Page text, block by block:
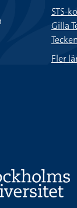
STS-
Gilla
Fler